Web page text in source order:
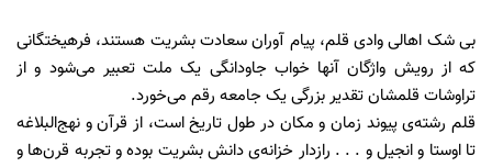
بی شک اهالی وادی قلم، پیام آوران سعادت بشریت هستند، فرهیختگانی
که از رویش واژگان آنها خواب جاودانگی یک ملت تعبیر می‌شود و از
تراوشات قلمشان تقدیر بزرگی یک جامعه رقم می‌خورد.
قلم رشته‌ی پیوند زمان و مکان در طول تاریخ است، از قرآن و نهج‌البلاغه
تا اوستا و انجیل و . . . رازدار خزانه‌ی دانش بشریت بوده و تجربه قرن‌ها و